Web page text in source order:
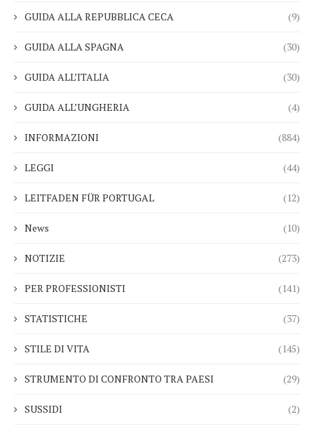
GUIDA ALLA REPUBBLICA CECA (9)
GUIDA ALLA SPAGNA (30)
GUIDA ALL’ITALIA (30)
GUIDA ALL’UNGHERIA (4)
INFORMAZIONI (884)
LEGGI (44)
LEITFADEN FÜR PORTUGAL (12)
News (10)
NOTIZIE (273)
PER PROFESSIONISTI (141)
STATISTICHE (37)
STILE DI VITA (145)
STRUMENTO DI CONFRONTO TRA PAESI (29)
SUSSIDI (2)